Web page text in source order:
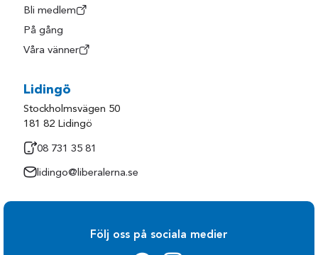
Bli medlem
På gång
Våra vänner
Lidingö
Stockholmsvägen 50
181 82 Lidingö
08 731 35 81
lidingo@liberalerna.se
Följ oss på sociala medier